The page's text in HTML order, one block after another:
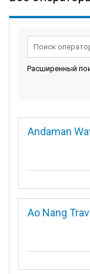
Расширенный
Andaman
Ao Nang